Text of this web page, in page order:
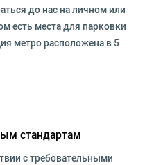
до нас на личном или
есть места для парковки
метро расположена в 5
стандартам
с требовательными